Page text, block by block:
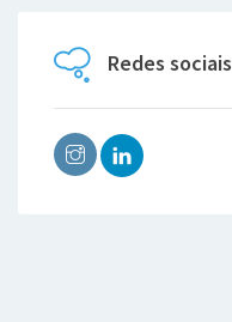
Granuloma
Redes sociais